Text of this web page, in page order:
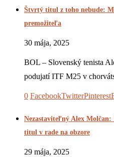
Štvrtý titul z toho nebude:
premožiteľa
30 mája, 2025
BOL – Slovenský tenista
podujatí ITF M25 v
0 FacebookTwitterPinterest
Nezastaviteľný Alex Molčan:
titul v rade na obzore
29 mája, 2025